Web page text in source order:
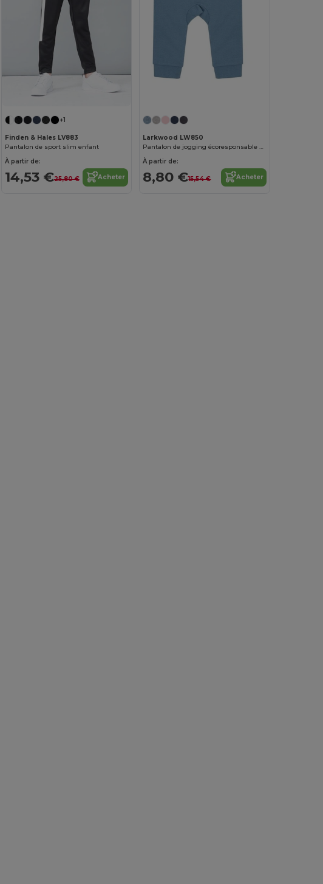
+1
Finden & Hales LV883
Pantalon de sport slim enfant
À partir de:
14,53 €25,80 € Acheter
Larkwood LW850
Pantalon de jogging écoresponsable enfant
À partir de:
8,80 €15,54 € Acheter